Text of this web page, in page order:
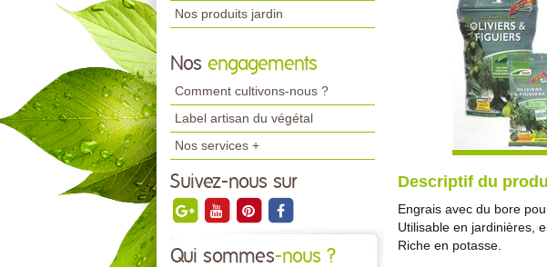
Nos produits jardin
Nos engagements
Comment cultivons-nous ?
Label artisan du végétal
Nos services +
Suivez-nous sur
Qui sommes-nous ?
Descriptif du
Engrais avec du bore
Utilisable en jardinières,
Riche en potasse.